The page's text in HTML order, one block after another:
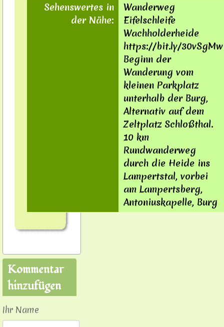
Sehenswertes in
der Nähe:
Wanderweg
Eifelschleife
Wachholderheide
https://bit.ly/30vSgMw
Beginn der
Wanderung vom
kleinen Parkplatz
unterhalb der Burg,
Alternativ auf dem
Zeltplatz Schloßthal.
10 km
Rundwanderweg
durch die Heide ins
Lampertstal, vorbei
am Lampertsberg,
Antoniuskapelle, Burg
Kommentar
hinzufügen
Ihr Name